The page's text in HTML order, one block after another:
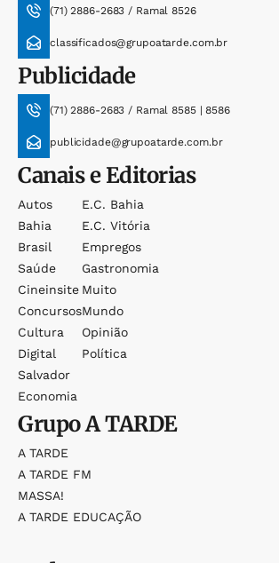
(71) 2886-2683 / Ramal 8526
classificados@grupoatarde.com.br
Publicidade
(71) 2886-2683 / Ramal 8585 | 8586
publicidade@grupoatarde.com.br
Canais e Editorias
Autos
Bahia
Brasil
Saúde
Cineinsite
Concursos
Cultura
Digital
Salvador
Economia
E.c. Bahia
E.c. Vitória
Empregos
Gastronomia
Muito
Mundo
Opinião
Política
GrupoA TARDE
A TARDE
A TARDE FM
MASSA!
A TARDE EDUCAÇÃO